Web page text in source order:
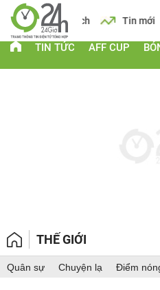
Lịch Tin mới
TIN TỨC AFF CUP
THẾ GIỚI
Quân sự Chuyện lạ Điểm